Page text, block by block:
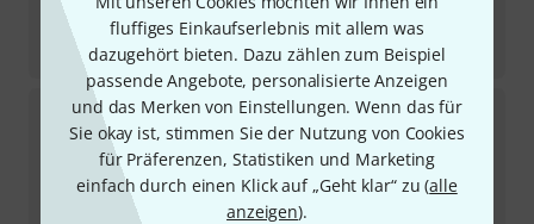
fluffiges Einkaufserlebnis mit allem was
dazugehört bieten. Dazu zählen zum Beispiel
passende Angebote, personalisierte Anzeigen
und das Merken von Einstellungen. Wenn das für
Sie okay ist, stimmen Sie der Nutzung von Cookies
für Präferenzen, Statistiken und Marketing
einfach durch einen Klick auf „Geht klar“ zu (alle
anzeigen).
12,90€
UVP:17,85 €
-28%
VaterMaple Sweet Ride Sticks
84
Sofort lieferbar
12,90 €
UVP:17,85 €